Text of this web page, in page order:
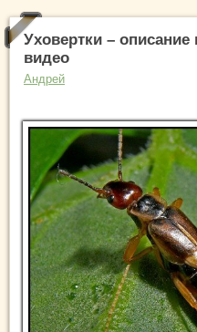
Уховертки –
видео
Андрей